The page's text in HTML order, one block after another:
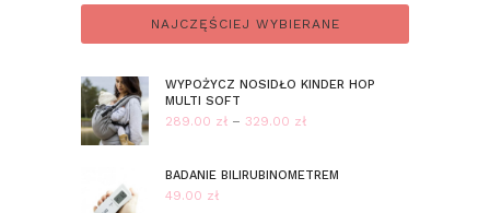
NAJCZĘŚCIEJ WYBIERANE
WYPOŻYCZ NOSIDŁO KINDER HOP
MULTI SOFT
289.00 zł – 329.00 złZakres
od
BADANIE BILIRUBINOMETREM
49.00 zł